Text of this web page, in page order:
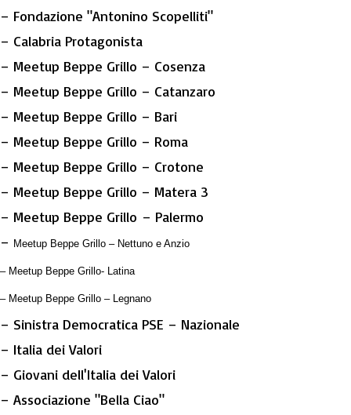
– Fondazione "Antonino Scopelliti"
– Calabria Protagonista
– Meetup Beppe Grillo – Cosenza
– Meetup Beppe Grillo – Catanzaro
– Meetup Beppe Grillo – Bari
– Meetup Beppe Grillo – Roma
– Meetup Beppe Grillo – Crotone
– Meetup Beppe Grillo – Matera 3
– Meetup Beppe Grillo – Palermo
– Meetup Beppe Grillo – Nettuno e Anzio
– Meetup Beppe Grillo- Latina
– Meetup Beppe Grillo – Legnano
– Sinistra Democratica PSE – Nazionale
– Italia dei Valori
– Giovani dell'Italia dei Valori
– Associazione "Bella Ciao"